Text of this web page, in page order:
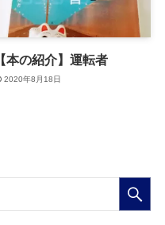
【本の紹介】運転者
2020年8月18日